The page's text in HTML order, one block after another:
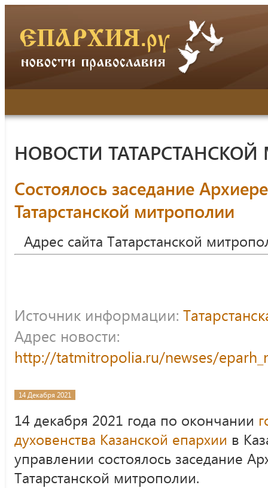
НОВОСТИ
Состоялось заседание
Татарстанской митрополии
Адрес сайта Татарстанской
Источник информации:
Адрес новости:
http://tatmitropolia.ru/newses/
14 Декабря 2021
14 декабря 2021 года по окончании
духовенства Казанской епархии в
управлении состоялось заседание
Татарстанской митрополии.